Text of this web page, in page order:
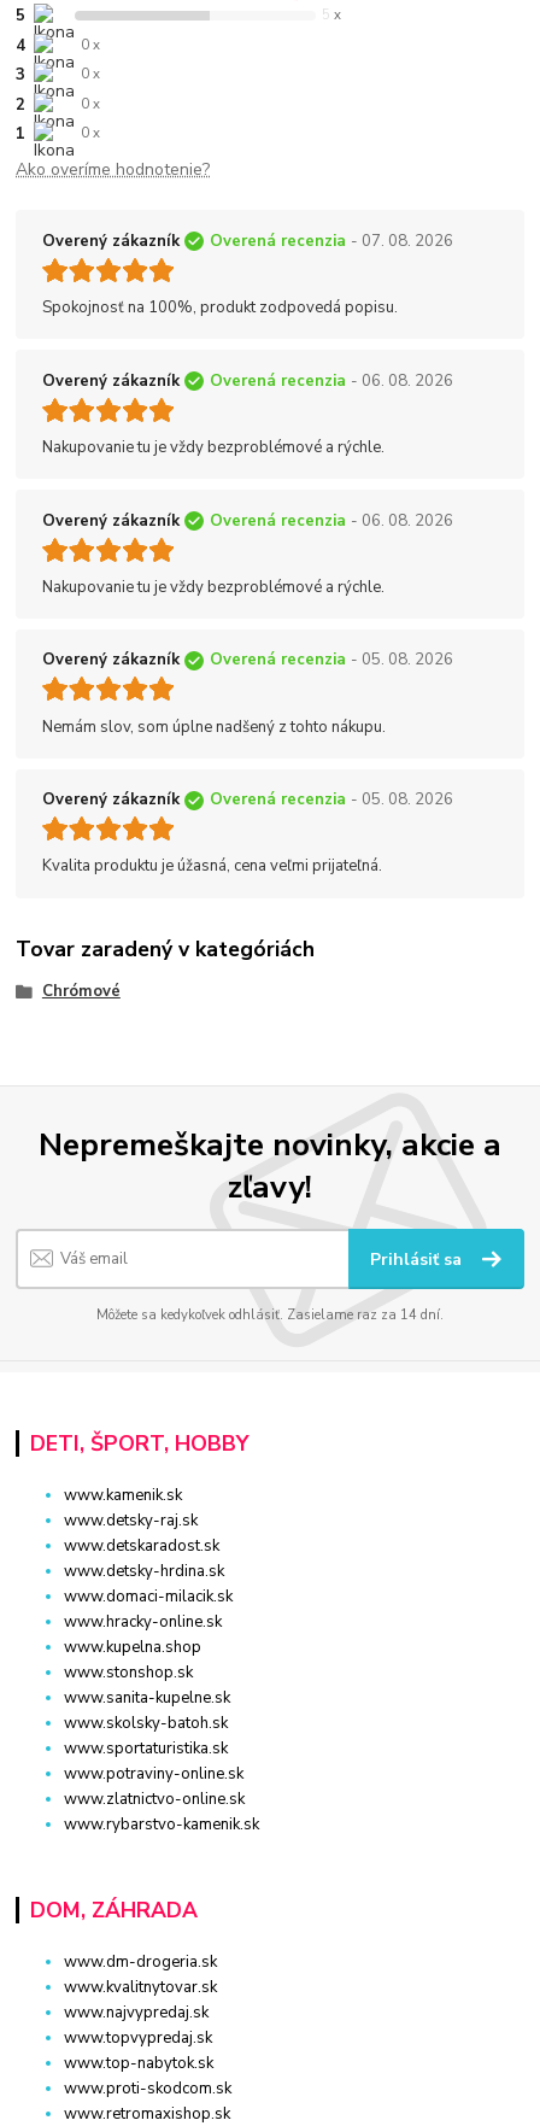
5 5 x
4 0 x
3 0 x
2 0 x
1 0 x
Ako overíme hodnotenie?
Overený zákazník Overená recenzia - 07. 08. 2026
Spokojnosť na 100%, produkt zodpovedá popisu.
Overený zákazník Overená recenzia - 06. 08. 2026
Nakupovanie tu je vždy bezproblémové a rýchle.
Overený zákazník Overená recenzia - 06. 08. 2026
Nakupovanie tu je vždy bezproblémové a rýchle.
Overený zákazník Overená recenzia - 05. 08. 2026
Nemám slov, som úplne nadšený z tohto nákupu.
Overený zákazník Overená recenzia - 05. 08. 2026
Kvalita produktu je úžasná, cena veľmi prijateľná.
Tovar zaradený v kategóriách
Chrómové
Nepremeškajte novinky, akcie a
zľavy!
Prihlásiť sa
Môžete sa kedykoľvek odhlásiť. Zasielame raz za 14 dní.
DETI, ŠPORT, HOBBY
www.kamenik.sk
www.detsky-raj.sk
www.detskaradost.sk
www.detsky-hrdina.sk
www.domaci-milacik.sk
www.hracky-online.sk
www.kupelna.shop
www.stonshop.sk
www.sanita-kupelne.sk
www.skolsky-batoh.sk
www.sportaturistika.sk
www.potraviny-online.sk
www.zlatnictvo-online.sk
www.rybarstvo-kamenik.sk
DOM, ZÁHRADA
www.dm-drogeria.sk
www.kvalitnytovar.sk
www.najvypredaj.sk
www.topvypredaj.sk
www.top-nabytok.sk
www.proti-skodcom.sk
www.retromaxishop.sk